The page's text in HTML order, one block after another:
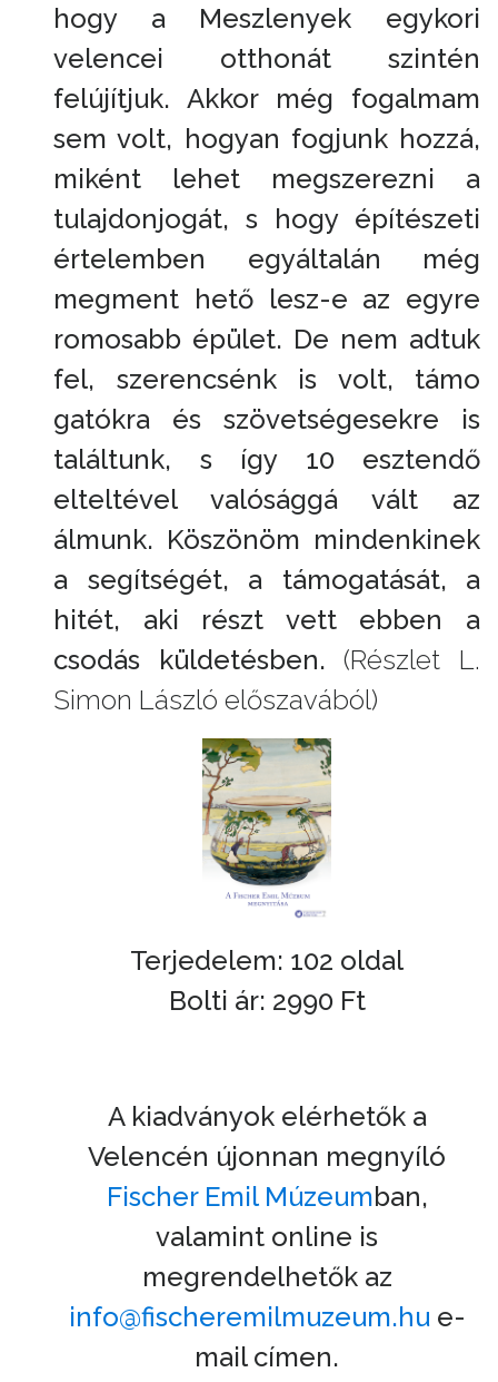
hogy a Meszlenyek egykori
velencei otthonát szintén
felújítjuk. Akkor még fogalmam
sem volt, hogyan fogjunk hozzá,
miként lehet megszerezni a
tulajdonjogát, s hogy építészeti
értelemben egyáltalán még
megment hető lesz-e az egyre
romosabb épület. De nem adtuk
fel, szerencsénk is volt, támo
gatókra és szövetségesekre is
találtunk, s így 10 esztendő
elteltével valósággá vált az
álmunk. Köszönöm mindenkinek
a segítségét, a támogatását, a
hitét, aki részt vett ebben a
csodás küldetésben.(Részlet L.
Simon László előszavából)
Terjedelem: 102 oldal
Bolti ár: 2990 Ft
A kiadványok elérhetők a
Velencén újonnan megnyíló
Fischer Emil Múzeumban,
valamint online is
megrendelhetők az
info@fischeremilmuzeum.hue-
mail címen.